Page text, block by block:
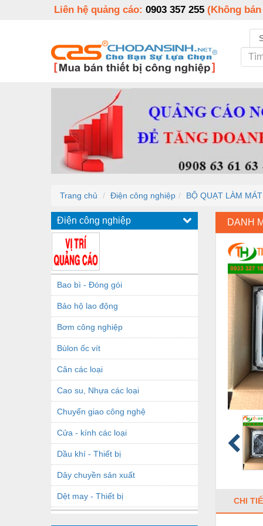
Liên hệ quảng cáo: 0903 357 255 (Không
Trang chủ Điện công nghiệp BỘ QUẠT LÀM
Điện công nghiệp
Bao bì - Đóng gói
Bảo hộ lao động
Bơm công nghiệp
Bùlon ốc vít
Cân các loại
Cao su, Nhựa các loại
Chuyển giao công nghệ
Cửa - kính các loại
Dầu khí - Thiết bị
Dây chuyền sản xuất
Dệt may - Thiết bị
DANH
CHI